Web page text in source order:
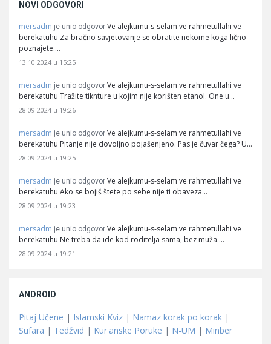
NOVI ODGOVORI
mersadm je unio odgovor Ve alejkumu-s-selam ve rahmetullahi ve
berekatuhu Za bračno savjetovanje se obratite nekome koga lično
poznajete.…
13.10.2024 u 15:25
mersadm je unio odgovor Ve alejkumu-s-selam ve rahmetullahi ve
berekatuhu Tražite tiknture u kojim nije korišten etanol. One u…
28.09.2024 u 19:26
mersadm je unio odgovor Ve alejkumu-s-selam ve rahmetullahi ve
berekatuhu Pitanje nije dovoljno pojašenjeno. Pas je čuvar čega? U…
28.09.2024 u 19:25
mersadm je unio odgovor Ve alejkumu-s-selam ve rahmetullahi ve
berekatuhu Ako se bojiš štete po sebe nije ti obaveza…
28.09.2024 u 19:23
mersadm je unio odgovor Ve alejkumu-s-selam ve rahmetullahi ve
berekatuhu Ne treba da ide kod roditelja sama, bez muža.…
28.09.2024 u 19:21
ANDROID
Pitaj Učene | Islamski Kviz | Namaz korak po korak |
Sufara | Tedžvid | Kur'anske Poruke | N-UM | Minber